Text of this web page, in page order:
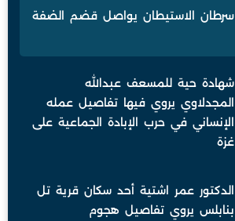
سرطان الاستيطان يواصل قضم الضفة
شهادة حية للمسعف عبدالله
المجدلاوي يروي فيها تفاصيل عمله
الإنساني في حرب الإبادة الجماعية على
غزة
الدكتور عمر اشتية أحد سكان قرية تل
بنابلس يروي تفاصيل هجوم